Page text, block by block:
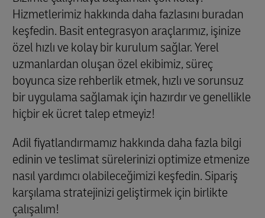
Hizmetlerimiz hakkında daha fazlasını buradan
keşfedin. Basit entegrasyon araçlarımız, işinize
özel hızlı ve kolay bir kurulum sağlar. Yerel
uzmanlardan oluşan özel ekibimiz, süreç
boyunca size rehberlik etmek, hızlı ve sorunsuz
bir uygulama sağlamak için hazırdır ve genellikle
hiçbir ek ücret talep etmeyiz!
Adil fiyatlandırmamız hakkında daha fazla bilgi
edinin ve teslimat sürelerinizi optimize etmenize
nasıl yardımcı olabileceğimizi keşfedin. Sipariş
karşılama stratejinizi geliştirmek için birlikte
çalışalım!